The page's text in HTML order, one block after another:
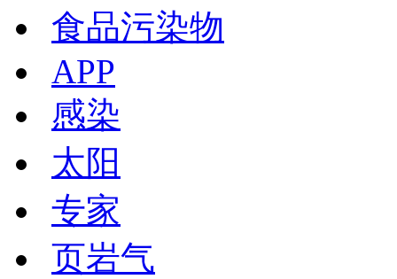
食品污染物
APP
感染
太阳
专家
页岩气